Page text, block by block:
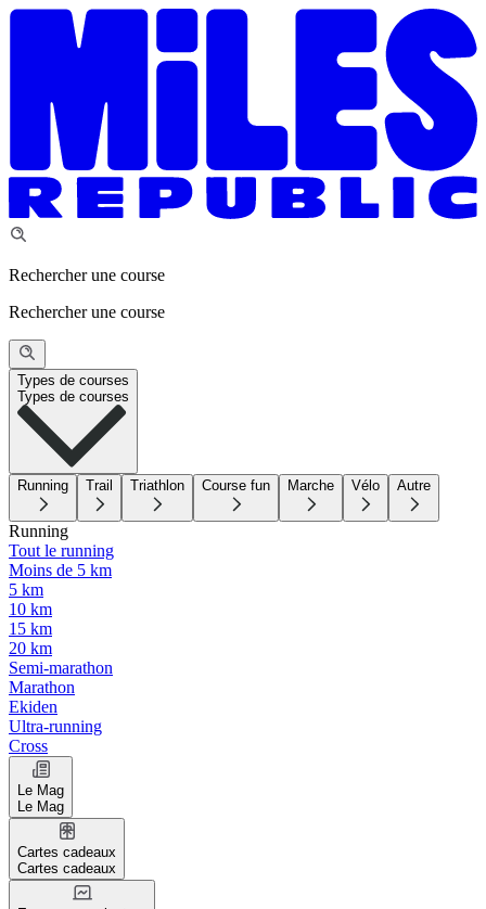
Rechercher une course
Rechercher une course
Types de courses
Types de courses
Running Trail Triathlon Course fun Marche Vélo Autre
Running
Tout le running
Moins de 5 km
5 km
10 km
15 km
20 km
Semi-marathon
Marathon
Ekiden
Ultra-running
Cross
Le Mag
Le Mag
Cartes cadeaux
Cartes cadeaux